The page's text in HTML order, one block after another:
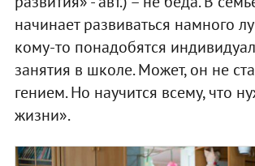
начинает развиваться намного
кому-то понадобятся
занятия в школе. Может, он не
гением. Но научится всему, что
жизни».